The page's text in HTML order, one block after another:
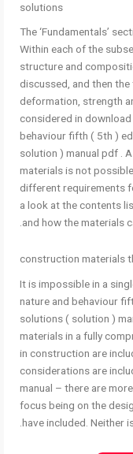
solutions
The ‘Fundamentals’
Within each of the
structure and
discussed, and then
deformation, strength
considered in
behaviour fifth ( 5th )
solution ) manual pdf .
materials is not
different requirements
a look at the contents
and how the materials
construction materials
It is impossible in a
nature and behaviour
solutions ( solution )
materials in a fully
in construction are
considerations are
manual – there are
focus being on the
have included. Neither